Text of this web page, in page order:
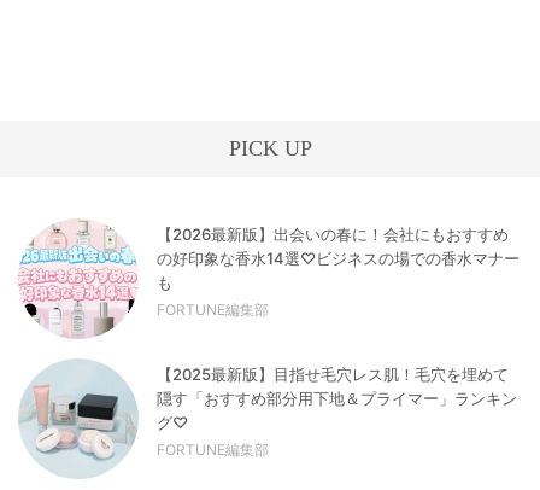
PICK UP
【2026最新版】出会いの春に！会社にもおすすめ
の好印象な香水14選♡ビジネスの場での香水マナー
も
FORTUNE編集部
【2025最新版】目指せ毛穴レス肌！毛穴を埋めて
隠す「おすすめ部分用下地＆プライマー」ランキン
グ♡
FORTUNE編集部